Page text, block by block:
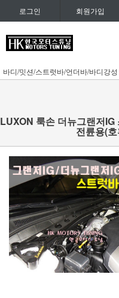
로그인 회원가입
바디/밋션/스트럿바/언더바/바디강성
LUXON 룩손 더뉴그랜저
전륜용(